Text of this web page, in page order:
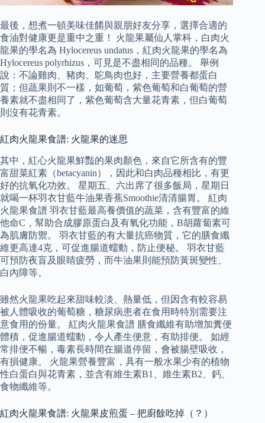
最後，想煮一頓美味佳餚與親朋好友分享，選擇合適的
食油對健康更是重中之重！ 火龍果屬仙人掌科，白肉火
龍果的學名為 Hylocereus undatus，紅肉火龍果的學名為
Hylocereus polyrhizus，可見是不盡相同的品種。 舉例
說：不論雞肉、豬肉、鴕鳥肉也好，主要營養都蛋白
質；但蔬果則不一樣，如葡萄，紫色葡萄和白葡萄的營
養素就不盡相同了，紫色葡萄含大量花青素，但白葡萄
則沒有花青素。
紅肉火龍果食譜: 火龍果的迷思
其中，紅心火龍果鮮豔的果肉顏色，來自它所含有的豐
富甜菜紅素（betacyanin），因此和白肉品種相比，有更
好的抗氧化功效。 星期五、六出席了很多飯局，星期日
就喝一杯羽衣甘藍牛油果香蕉Smoothie清清腸胃。 紅肉
火龍果食譜 羽衣甘藍最高養價值的蔬菜，含有豐富的維
他命C，幫助合成膠原蛋白及有氧化功能，B胡蘿蔔素可
為肌膚防禦。 羽衣甘藍的有大量抗癌物質，它的膳食纖
維更高達4克，可促進腸道蠕動，防止便秘。 羽衣甘藍
可預防夜盲及眼睛疲勞，而牛油果則能預防黃斑變性、
白內障等。
雖然火龍果吃起來甜味較淡、熱量低，但因含有較容易
被人體吸收的葡萄糖，糖尿病患者在食用時特別需要注
意食用的份量。 紅肉火龍果食譜 膳食纖維有助增加糞便
體積，促進腸道蠕動，令人產生便意，有助排便。 如經
常排便不暢，毒素長時間在腸道停留，會被腸壁吸收，
有損健康。 火龍果營養豐富，具有一般水果少有的植物
性白蛋白與花青素，並含有維生素B1、維生素B2、鈣、
食物纖維等。
紅肉火龍果食譜: 火龍果皮煎蛋 – 把廚餘吃掉（？）